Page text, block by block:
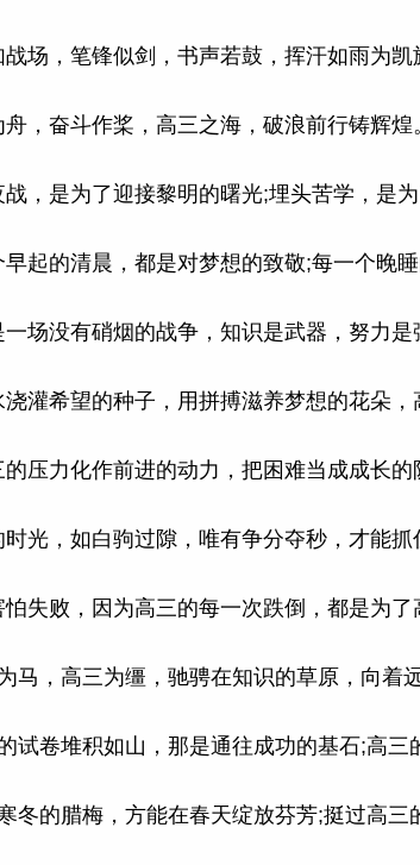
场，笔锋似剑，书声若鼓，挥汗如雨为凯
，奋斗作桨，高三之海，破浪前行铸辉煌
，是为了迎接黎明的曙光;埋头苦学，是
起的清晨，都是对梦想的致敬;每一个晚
场没有硝烟的战争，知识是武器，努力是
灌希望的种子，用拼搏滋养梦想的花朵，
压力化作前进的动力，把困难当成成长的
光，如白驹过隙，唯有争分夺秒，才能抓
失败，因为高三的每一次跌倒，都是为了
马，高三为缰，驰骋在知识的草原，向着
试卷堆积如山，那是通往成功的基石;高三
冬的腊梅，方能在春天绽放芬芳;挺过高三